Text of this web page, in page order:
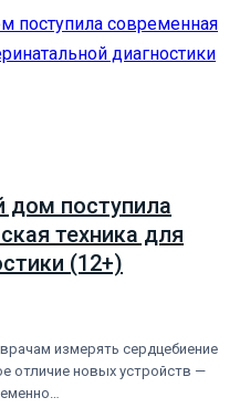
дом поступила
техника для
(12+)
измерять сердцебиение
отличие новых устройств —